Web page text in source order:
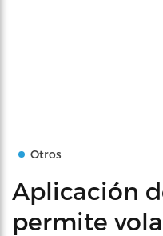
Otros
Aplicación
permite